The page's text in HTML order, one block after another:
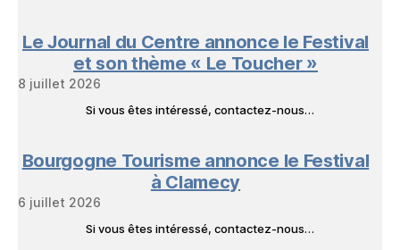
Le Journal du Centre annonce le Festival
et son thème « Le Toucher »
8 juillet 2026
Si vous êtes intéressé, contactez-nous…
Bourgogne Tourisme annonce le Festival
à Clamecy
6 juillet 2026
Si vous êtes intéressé, contactez-nous…